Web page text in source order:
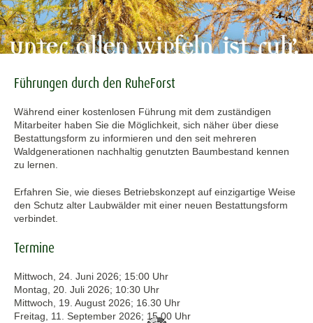
Führungen durch den RuheForst
Während einer kostenlosen Führung mit dem zuständigen
Mitarbeiter haben Sie die Möglichkeit, sich näher über diese
Bestattungsform zu informieren und den seit mehreren
Waldgenerationen nachhaltig genutzten Baumbestand kennen
zu lernen.
Erfahren Sie, wie dieses Betriebskonzept auf einzigartige Weise
den Schutz alter Laubwälder mit einer neuen Bestattungsform
verbindet.
Termine
Mittwoch, 24. Juni 2026; 15:00 Uhr
Montag, 20. Juli 2026; 10:30 Uhr
Mittwoch, 19. August 2026; 16.30 Uhr
Freitag, 11. September 2026; 15.00 Uhr